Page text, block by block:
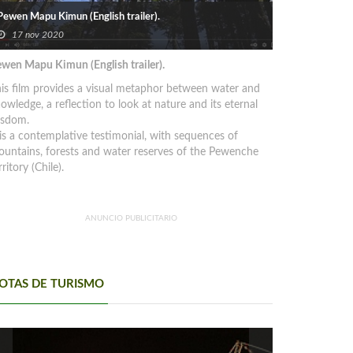
Mapu Kimun (English trailer).
17 nov 2020
Mapu Kimun (English trailer).
film provides a visual metaphor between water and
a reflection to look at nature and its eternal
a contemplative testimonial, with sequences of
forests and water reserves of the Pewenche
(Chile).
ANUNCIO PUBLICITARIO
DE TURISMO